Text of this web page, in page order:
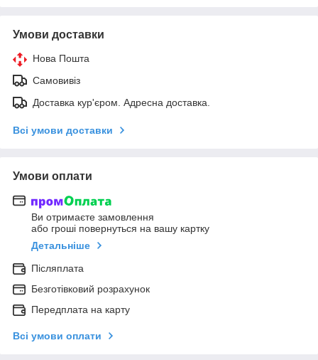
Умови доставки
Нова Пошта
Самовивіз
Доставка кур'єром. Адресна доставка.
Всі умови доставки
Умови оплати
Ви отримаєте замовлення
або гроші повернуться на вашу картку
Детальніше
Післяплата
Безготівковий розрахунок
Передплата на карту
Всі умови оплати